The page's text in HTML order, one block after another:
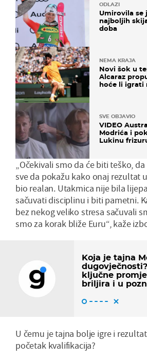
ODLAZI
Umirovila se
najboljih
doba
NEMA KRAJA
Novi šok u
Alcaraz
hoće li igrati
SVE OBJAVIO
VIDEO
Modrića i
Lukinu
„Očekivali smo da će biti teško,
sve da pokažu kako onaj rezultat
bio realan. Utakmica nije bila
sačuvati disciplinu i biti pametni.
bez nekog veliko stresa sačuvali
smo za korak bliže Euru“, kaže
Koja je tajna
ključne
briljira i u
U čemu je tajna bolje igre i
početak kvalifikacija?